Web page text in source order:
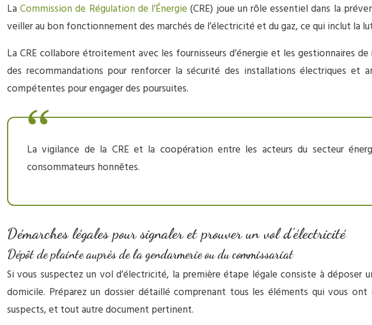
LaCommission de Régulation de l’Énergie (CRE) joue un rôle essentiel dans la
veiller au bon fonctionnement des marchés de l’électricité et du gaz, ce qui inclut la
La CRE collabore étroitement avec les fournisseurs d’énergie et les gestionnaires
des recommandations pour renforcer la sécurité des installations électriques et
compétentes pour engager des poursuites.
La vigilance de la CRE et la coopération entre les acteurs du secteur
consommateurs honnêtes.
Démarches légales pour signaler et prouver un vol d’électricité
Dépôt de plainte auprès de la gendarmerie ou du commissariat
Si vous suspectez un vol d’électricité, la première étape légale consiste à
domicile. Préparez un dossier détaillé comprenant tous les éléments qui vous
suspects, et tout autre document pertinent.